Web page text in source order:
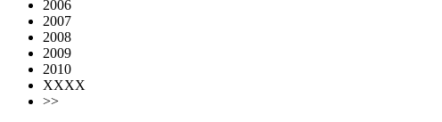
2006
2007
2008
2009
2010
XXXX
>>